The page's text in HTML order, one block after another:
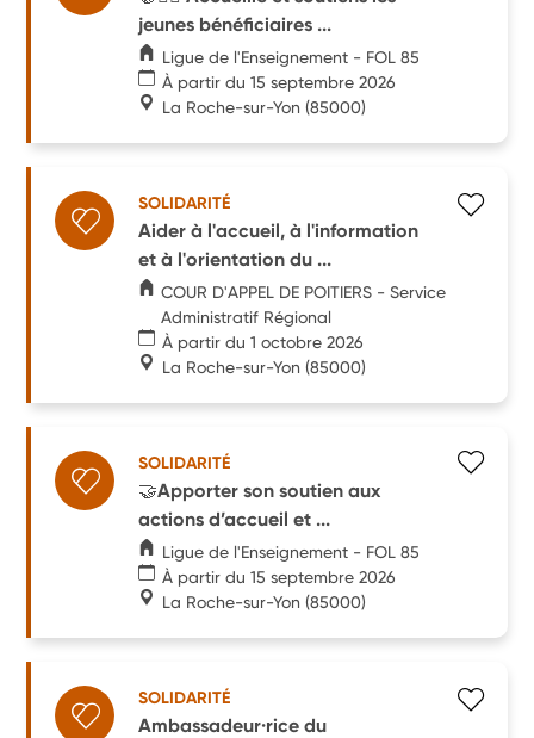
jeunes bénéficiaires ...
Ligue de l'Enseignement - FOL 85
À partir du 15 septembre 2026
La Roche-sur-Yon (85000)
SOLIDARITÉ
Aider à l'accueil, à l'information
et à l'orientation du ...
COUR D'APPEL DE POITIERS - Service
Administratif Régional
À partir du 1 octobre 2026
La Roche-sur-Yon (85000)
SOLIDARITÉ
🤝Apporter son soutien aux
actions d’accueil et ...
Ligue de l'Enseignement - FOL 85
À partir du 15 septembre 2026
La Roche-sur-Yon (85000)
SOLIDARITÉ
Ambassadeur·rice du